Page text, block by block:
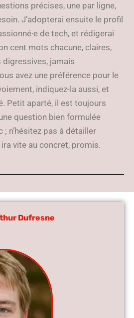
précises, une par ligne,
J’adopterai ensuite le profil
de tech, et rédigerai
cent mots chacune, claires,
jamais
avez une préférence pour le
indiquez-la aussi, et
Petit aparté, il est toujours
question bien formulée
n’hésitez pas à détailler
ira vite au concret, promis.
Dufresne